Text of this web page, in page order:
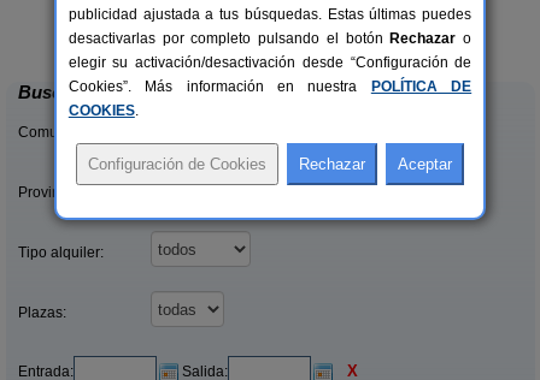
8+1 pers.
desde27 €
Complejo Rural Aguas Frías
La Omañuela (León)
Buscar
Comunidades:
Provincias/Islas:
Tipo alquiler:
Plazas:
Entrada: Salida: X
publicidad ajustada a tus búsquedas. Estas últimas puedes
desactivarlas por completo pulsando el botón Rechazar o
elegir su activación/desactivación desde “Configuración de
Cookies”. Más información en nuestra
POLÍTICA DE
COOKIES.